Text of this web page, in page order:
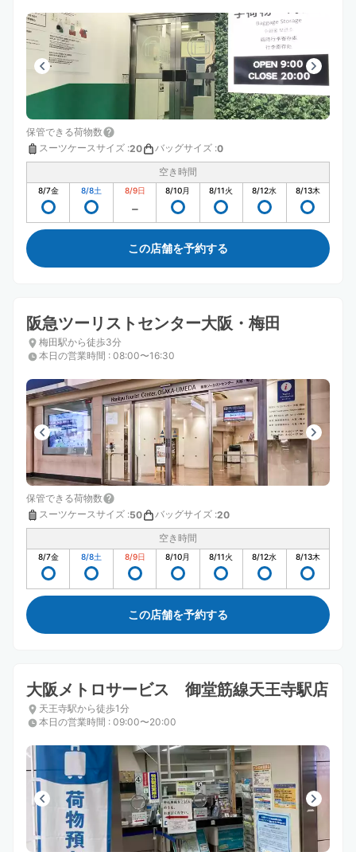
保管できる荷物数
スーツケースサイズ :20 バッグサイズ :0
空き時間
8/7金 8/8土 8/9日 8/10月 8/11火 8/12水 8/13木
この店舗を予約する
阪急ツーリストセンター大阪・梅田
梅田駅から徒歩3分
本日の営業時間 : 08:00〜16:30
保管できる荷物数
スーツケースサイズ :50 バッグサイズ :20
空き時間
8/7金 8/8土 8/9日 8/10月 8/11火 8/12水 8/13木
この店舗を予約する
大阪メトロサービス 御堂筋線天王寺駅店
天王寺駅から徒歩1分
本日の営業時間 : 09:00〜20:00